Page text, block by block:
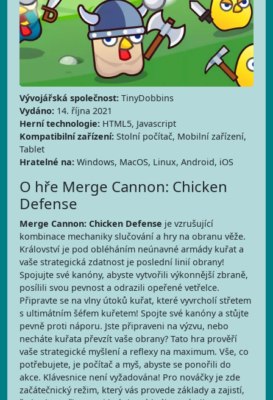
Vývojářská společnost: TinyDobbins
Vydáno: 14. října 2021
Herní technologie: HTML5, Javascript
Kompatibilní zařízení: Stolní počítač, Mobilní zařízení,
Tablet
Hratelné na: Windows, MacOS, Linux, Android, iOS
O hře Merge Cannon: Chicken
Defense
Merge Cannon: Chicken Defense je vzrušující
kombinace mechaniky slučování a hry na obranu věže.
Království je pod obléháním neúnavné armády kuřat a
vaše strategická zdatnost je poslední linií obrany!
Spojujte své kanóny, abyste vytvořili výkonnější zbraně,
posílili svou pevnost a odrazili opeřené vetřelce.
Připravte se na vlny útoků kuřat, které vyvrcholí střetem
s ultimátním šéfem kuřetem! Spojte své kanóny a stůjte
pevně proti náporu. Jste připraveni na výzvu, nebo
necháte kuřata převzít vaše obrany? Tato hra prověří
vaše strategické myšlení a reflexy na maximum. Vše, co
potřebujete, je počítač a myš, abyste se ponořili do
akce. Klávesnice není vyžadována! Pro nováčky je zde
začátečnický režim, který vás provede základy a zajistí,